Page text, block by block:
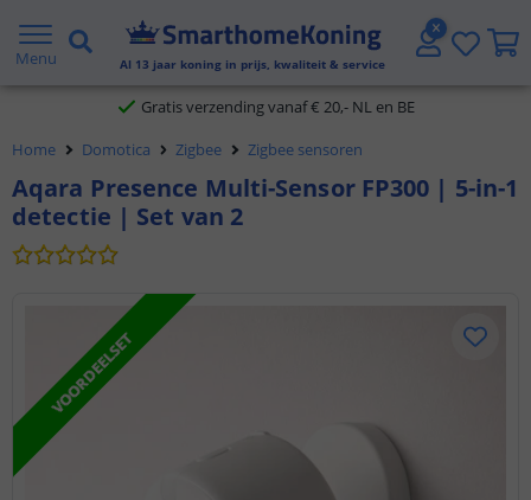
Menu Al 13 jaar koning in prijs, kwaliteit & service
2 jaar garantie
Gratis verzending vanaf € 20,- NL en BE
Klantbeoordeling 9.1
Voor 23:45 uur besteld,
Home Domotica Zigbee Zigbee sensoren
Aqara Presence Multi-Sensor FP300 | 5-in-1
detectie | Set van 2
VOORDEELSET